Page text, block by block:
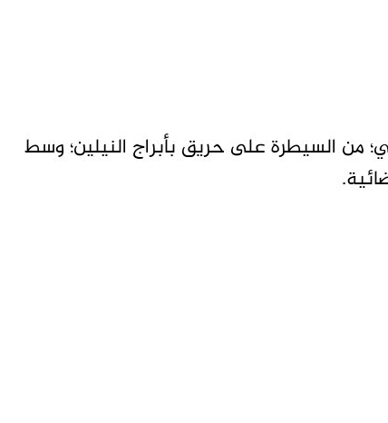
من السيطرة على حريق بأبراج النيلين؛ وسط